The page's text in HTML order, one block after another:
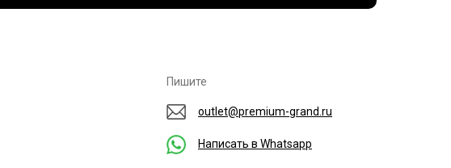
outlet@premium-grand.ru
Написать в Whatsapp
Пишите